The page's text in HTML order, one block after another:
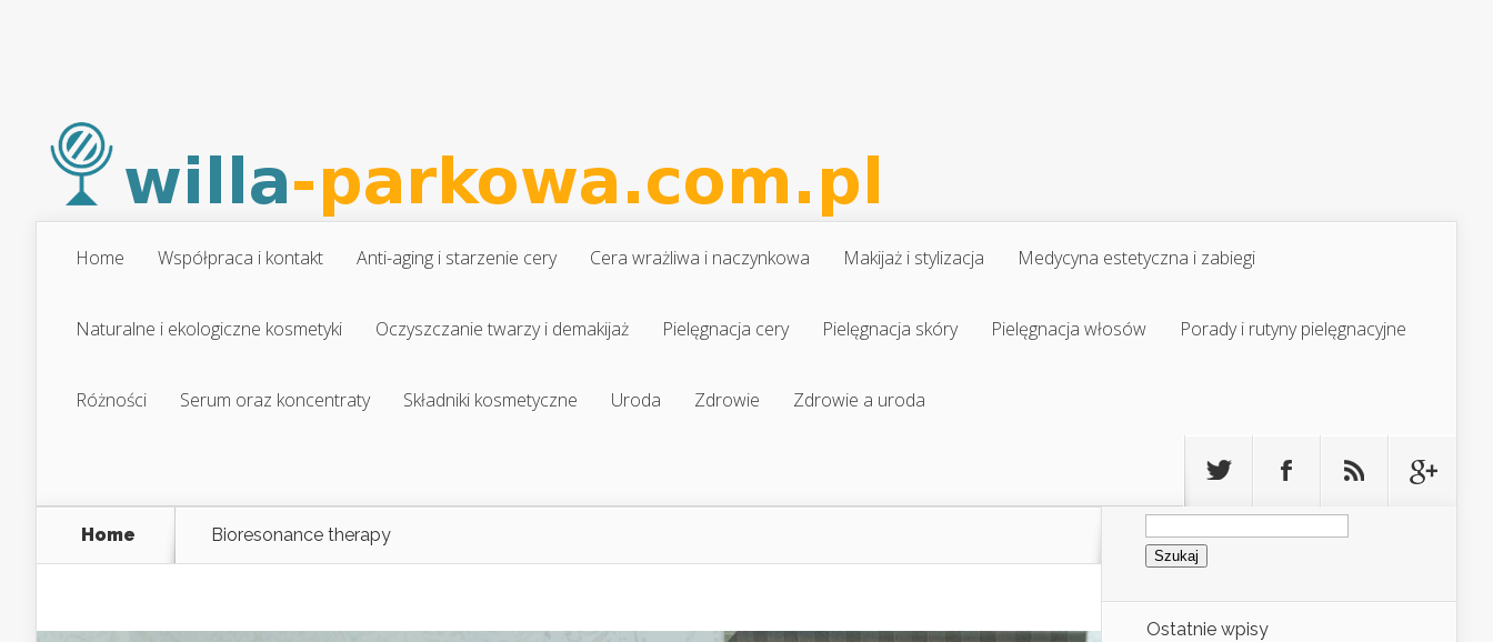
Home Współpraca i kontakt Anti-aging i starzenie cery Cera wrażliwa i naczynkowa Makijaż i stylizacja Medycyna estetyczna i zabiegi
Naturalne i ekologiczne kosmetyki Oczyszczanie twarzy i demakijaż Pielęgnacja cery Pielęgnacja skóry Pielęgnacja włosów Porady i rutyny pielęgnacyjne
Różności Serum oraz koncentraty Składniki kosmetyczne Uroda Zdrowie Zdrowie a uroda
Home Bioresonance therapy
Szukaj:
Ostatnie wpisy